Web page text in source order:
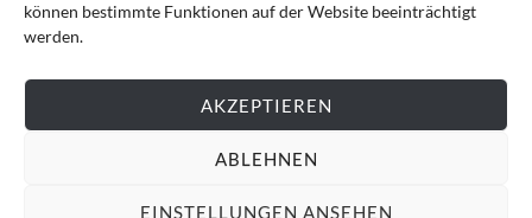
können bestimmte Funktionen auf der Website beeinträchtigt
werden.
AKZEPTIEREN
ABLEHNEN
EINSTELLUNGEN ANSEHEN
Cookie-Richtlinie (EU) Impressum
VERTRAG WIDERRUFEN